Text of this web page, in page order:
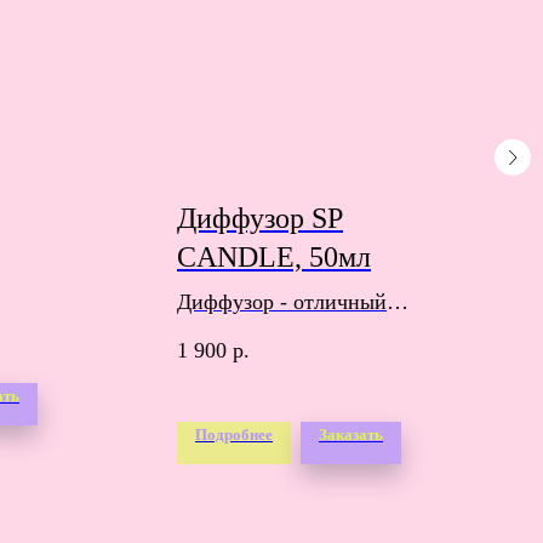
Диффузор SP
CANDLE, 50мл
Диффузор - отличный
ароматерапии.
близких на предстоящих
праздниках.
1 900 р.
Подробнее Заказать